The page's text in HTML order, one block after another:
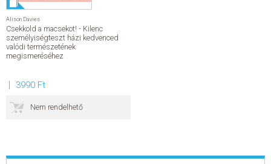
Alison Davies
Csekkold a macsekot! - Kilenc
személyiségteszt házi kedvenced
valódi természetének
megismeréséhez
3990 Ft
Nem rendelhető
ÚJDONSÁGOK
ELŐRENDELÉSI TOPLISTA
KÍVÁNSÁG TOPLISTA
ELADÁSI SIKERLISTA